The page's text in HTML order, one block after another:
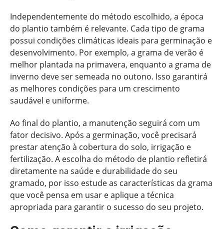
Independentemente do método escolhido, a época
do plantio também é relevante. Cada tipo de grama
possui condições climáticas ideais para germinação e
desenvolvimento. Por exemplo, a grama de verão é
melhor plantada na primavera, enquanto a grama de
inverno deve ser semeada no outono. Isso garantirá
as melhores condições para um crescimento
saudável e uniforme.
Ao final do plantio, a manutenção seguirá com um
fator decisivo. Após a germinação, você precisará
prestar atenção à cobertura do solo, irrigação e
fertilização. A escolha do método de plantio refletirá
diretamente na saúde e durabilidade do seu
gramado, por isso estude as características da grama
que você pensa em usar e aplique a técnica
apropriada para garantir o sucesso do seu projeto.